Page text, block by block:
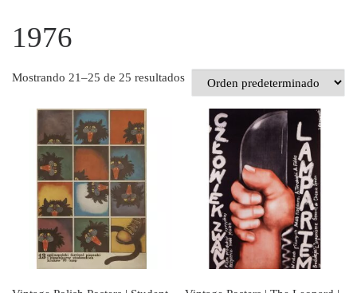
1976
Mostrando 21–25 de 25 resultados